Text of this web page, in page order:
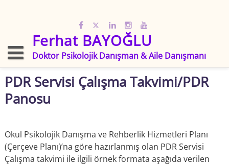
Ferhat BAYOĞLU
Doktor Psikolojik Danışman & Aile Danışmanı
PDR Servisi Çalışma Takvimi/PDR
Panosu
Okul Psikolojik Danışma ve Rehberlik Hizmetleri Planı
(Çerçeve Planı)’na göre hazırlanmış olan PDR Servisi
Çalışma takvimi ile ilgili örnek formata aşağıda verilen